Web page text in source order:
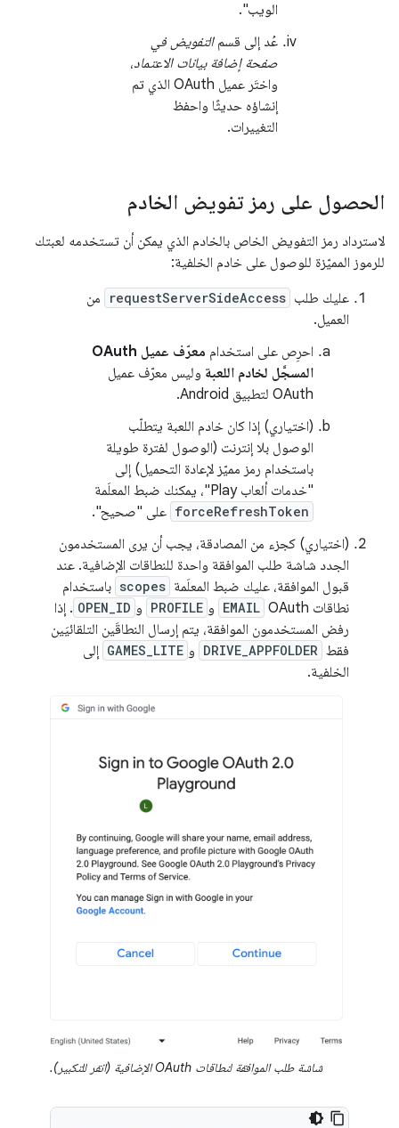
الويب".
عُد إلى قسمالتفويض في
صفحة إضافة بيانات الاعتماد،
واختَر عميل OAuth الذي تم
إنشاؤه حديثًا واحفظ
التغييرات.
الحصول على رمز تفويض الخادم
لاسترداد رمز التفويض الخاص بالخادم الذي يمكن أن تستخدمه لعبتك
للرموز المميّزة للوصول على خادم الخلفية:
عليك طلب requestServerSideAccess
من
العميل.
احرِص على استخدام
معرّف عميل OAuth
المسجَّل لخادم اللعبة وليس معرّف عميل
OAuth لتطبيق Android.
(اختياري) إذا كان خادم اللعبة يتطلّب
الوصول بلا إنترنت (الوصول لفترة طويلة
باستخدام رمز مميّز لإعادة التحميل) إلى
"خدمات ألعاب Play"، يمكنك ضبط المعلَمة
forceRefreshToken على "صحيح".
(اختياري) كجزء من المصادقة، يجب أن يرى المستخدمون
الجدد شاشة طلب الموافقة واحدة للنطاقات الإضافية. عند
قبول الموافقة، عليك ضبط المعلَمة scopes باستخدام
نطاقات OAuth‏
EMAIL و PROFILE و OPEN_ID . إذا
رفض المستخدمون الموافقة، يتم إرسال النطاقَين التلقائيَين
فقط DRIVE_APPFOLDER و GAMES_LITE إلى
الخلفية.
شاشة طلب الموافقة لنطاقات OAuth الإضافية (انقر للتكبير).